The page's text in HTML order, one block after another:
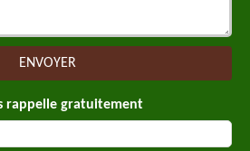
rappelle gratuitement